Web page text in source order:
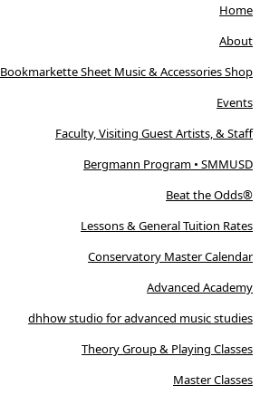
Home
About
Bookmarkette Sheet Music & Accessories Shop
Events
Faculty, Visiting Guest Artists, & Staff
Bergmann Program • SMMUSD
Beat the Odds®
Lessons & General Tuition Rates
Conservatory Master Calendar
Advanced Academy
dhhow studio for advanced music studies
Theory Group & Playing Classes
Master Classes